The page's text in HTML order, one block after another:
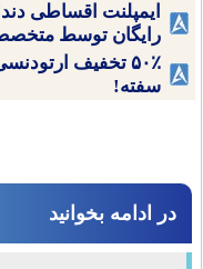
ایمپلنت اقساطی
رایگان توسط
۵۰٪ تخفیف
سفته!
در ادامه بخوانید